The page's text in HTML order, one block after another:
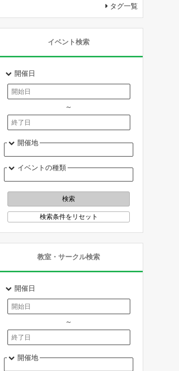
タグ一覧
イベント検索
開催日
～
開催地
イベントの種類
教室・サークル検索
開催日
～
開催地